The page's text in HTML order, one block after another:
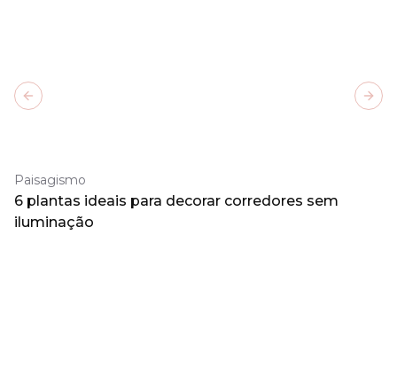
Paisagismo
6 plantas ideais para decorar corredores sem
iluminação
Previous slide